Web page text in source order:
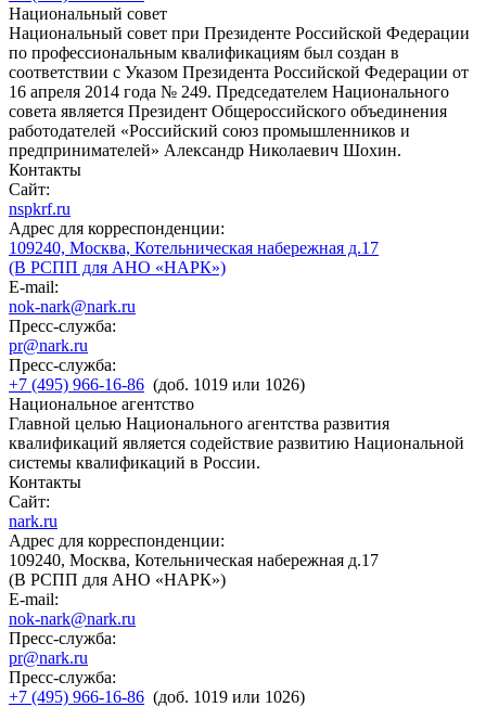
Национальный совет
Национальный совет при Президенте Российской Федерации
по профессиональным квалификациям был создан в
соответствии с Указом Президента Российской Федерации от
16 апреля 2014 года № 249. Председателем Национального
совета является Президент Общероссийского объединения
работодателей «Российский союз промышленников и
предпринимателей» Александр Николаевич Шохин.
Контакты
Сайт:
nspkrf.ru
Адрес для корреспонденции:
109240, Москва, Котельническая набережная д.17
(В РСПП для АНО «НАРК»)
E-mail:
nok-nark@nark.ru
Пресс-служба:
pr@nark.ru
Пресс-служба:
+7 (495) 966-16-86 (доб. 1019 или 1026)
Национальное агентство
Главной целью Национального агентства развития
квалификаций является содействие развитию Национальной
системы квалификаций в России.
Контакты
Сайт:
nark.ru
Адрес для корреспонденции:
109240, Москва, Котельническая набережная д.17
(В РСПП для АНО «НАРК»)
E-mail:
nok-nark@nark.ru
Пресс-служба:
pr@nark.ru
Пресс-служба:
+7 (495) 966-16-86 (доб. 1019 или 1026)